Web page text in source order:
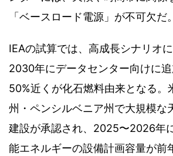
「ベースロード電源」が不可欠だ。
IEAの試算では、高成長シナリオ
2030年にデータセンター向けに
50%近くが化石燃料由来となる。
州・ペンシルベニア州で大規模な
建設が承認され、2025〜2026年
能エネルギーの設備計画容量が前